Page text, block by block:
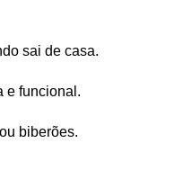
sai de casa.
e funcional.
biberões.